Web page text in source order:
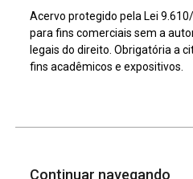
Acervo protegido pela Lei
para fins comerciais sem a
legais do direito. Obrigatória a
fins acadêmicos e expositivos.
Continuar navegando